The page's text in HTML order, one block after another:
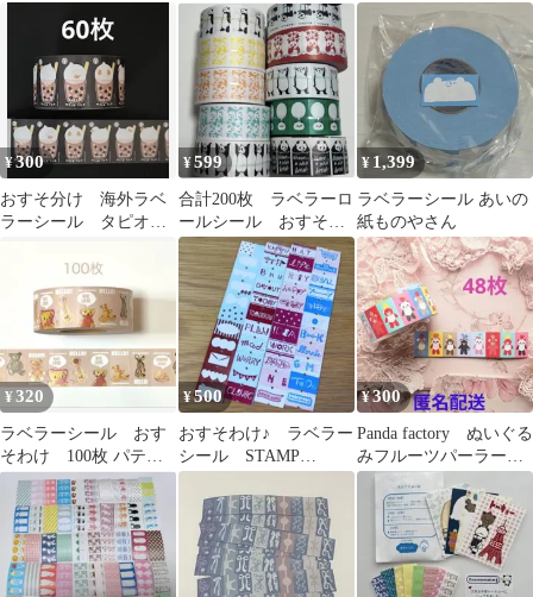
モ シール ラベラー
シール no.86
¥300
おすそ分け 海外ラベ
ラーシール タピオカ
ル 60枚
¥599
合計200枚 ラベラーロ
ールシール おすそ分
け
¥ 1,399
ラベラーシール あいの
紙ものやさん
¥320
ラベラーシール おす
そわけ 100枚 パティ
シエハリネズミ
¥500
おすそわけ♪ ラベラー
シール STAMP
MARCHEさん 4種類
¥300
Panda factory ぬいぐる
みフルーツパーラー
ラベラー おすそ分け